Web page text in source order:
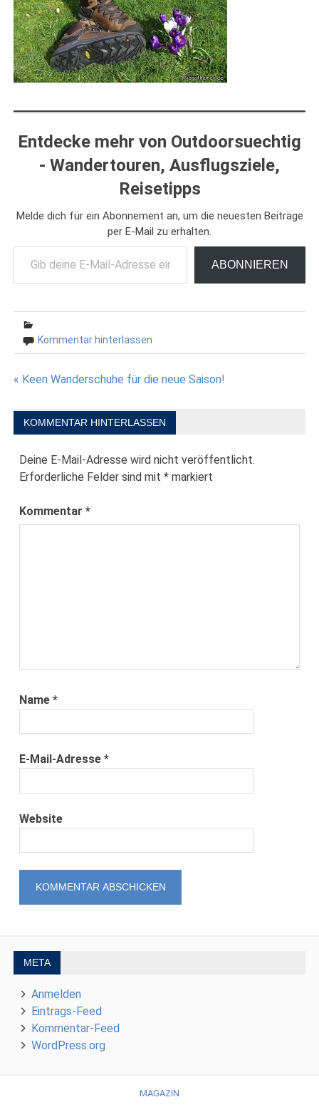
Entdecke mehr von Outdoorsuechtig
- Wandertouren, Ausflugsziele,
Reisetipps
Melde dich für ein Abonnement an, um die neuesten Beiträge
per E-Mail zu erhalten.
Gib deine E-Mail-Adresse ein ...
ABONNIEREN
Kommentar hinterlassen
Beitragsnavigation
« Keen Wanderschuhe für die neue Saison!
KOMMENTAR HINTERLASSEN
Deine E-Mail-Adresse wird nicht veröffentlicht.
Erforderliche Felder sind mit* markiert
Kommentar*
Name*
E-Mail-Adresse*
Website
META
Anmelden
Eintrags-Feed
Kommentar-Feed
WordPress.org
MAGAZIN